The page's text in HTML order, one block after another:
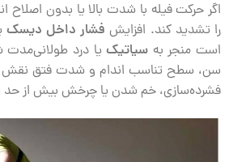
اگر حرکت فیله با شدت بالا یا بدون اصلاح
را تشدید کند. افزایش فشار داخل دیسک
است منجر به سیاتیک یا درد طولانی‌مدت
سن، سطح تناسب اندام و شدت فتق نقش
فشرده‌سازی، خم شدن یا چرخش بیش از حد